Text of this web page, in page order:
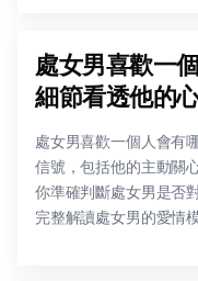
處女男喜歡一
細節看透他的
處女男喜歡一個人會有
信號，包括他的主動關
你準確判斷處女男是否
完整解讀處女男的愛情模